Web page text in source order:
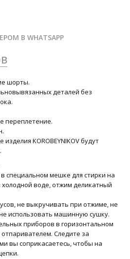
В WHATSAPP
шорты.
деталей без
переплетение.
KOROBEYNIKOV будут
специальном мешке для стирки на
воде, отжим деликатный
не выкручивать при отжиме, не
использовать машинную сушку.
приборов в горизонтальном
Следите за
вы соприкасаетесь, чтобы на